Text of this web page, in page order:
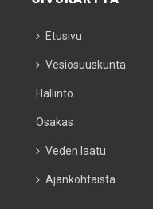
Etusivu
Vesiosuuskunta
Hallinto
Osakas
Veden laatu
Ajankohtaista